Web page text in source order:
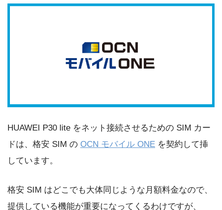
HUAWEI P30 lite をネット接続させるための SIM カー
ドは、格安 SIM の OCN モバイル ONE を契約して挿
しています。
格安 SIM はどこでも大体同じような月額料金なので、
提供している機能が重要になってくるわけですが、